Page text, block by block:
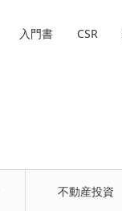
不動産投資
入門書 CSR